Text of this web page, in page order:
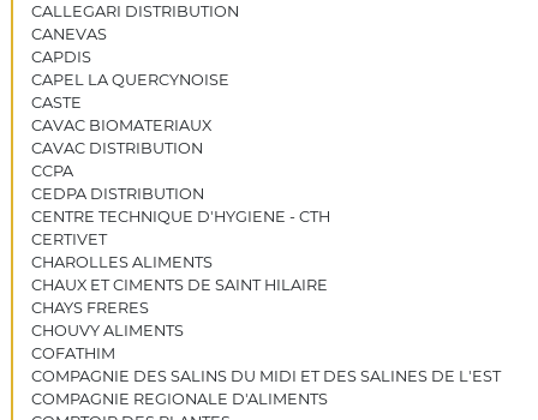
CALLEGARI DISTRIBUTION
CANEVAS
CAPDIS
CAPEL LA QUERCYNOISE
CASTE
CAVAC BIOMATERIAUX
CAVAC DISTRIBUTION
CCPA
CEDPA DISTRIBUTION
CENTRE TECHNIQUE D'HYGIENE - CTH
CERTIVET
CHAROLLES ALIMENTS
CHAUX ET CIMENTS DE SAINT HILAIRE
CHAYS FRERES
CHOUVY ALIMENTS
COFATHIM
COMPAGNIE DES SALINS DU MIDI ET DES SALINES DE L'EST
COMPAGNIE REGIONALE D'ALIMENTS